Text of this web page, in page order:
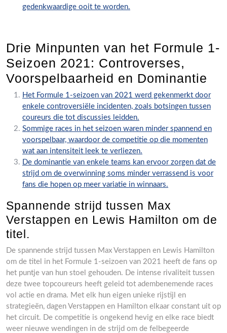
gedenkwaardige ooit te worden.
Drie Minpunten van het Formule 1-
Seizoen 2021: Controverses,
Voorspelbaarheid en Dominantie
Het Formule 1-seizoen van 2021 werd gekenmerkt door
enkele controversiële incidenten, zoals botsingen tussen
coureurs die tot discussies leidden.
Sommige races in het seizoen waren minder spannend en
voorspelbaar, waardoor de competitie op die momenten
wat aan intensiteit leek te verliezen.
De dominantie van enkele teams kan ervoor zorgen dat de
strijd om de overwinning soms minder verrassend is voor
fans die hopen op meer variatie in winnaars.
Spannende strijd tussen Max
Verstappen en Lewis Hamilton om de
titel.
De spannende strijd tussen Max Verstappen en Lewis Hamilton
om de titel in het Formule 1-seizoen van 2021 heeft de fans op
het puntje van hun stoel gehouden. De intense rivaliteit tussen
deze twee topcoureurs heeft geleid tot adembenemende races
vol actie en drama. Met elk hun eigen unieke rijstijl en
strategieën, dagen Verstappen en Hamilton elkaar constant uit op
het circuit. De competitie is ongekend hevig en elke race biedt
weer nieuwe wendingen in de strijd om de felbegeerde